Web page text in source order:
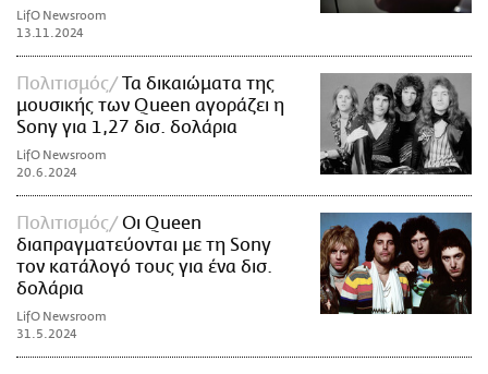
LifO Newsroom
13.11.2024
Πολιτισμός
Τα δικαιώματα της
μουσικής των Queen αγοράζει η
Sony για 1,27 δισ. δολάρια
LifO Newsroom
20.6.2024
Πολιτισμός
Οι Queen
διαπραγματεύονται με τη Sony
τον κατάλογό τους για ένα δισ.
δολάρια
LifO Newsroom
31.5.2024